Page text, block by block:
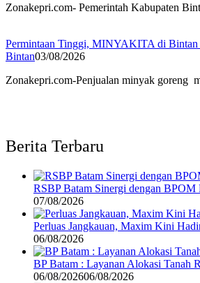
Zonakepri.com- Pemerintah Kabupaten
Permintaan Tinggi, MINYAKITA di
Bintan03/08/2026
Zonakepri.com-Penjualan minyak
Berita Terbaru
RSBP Batam Sinergi dengan BPOM
07/08/2026
Perluas Jangkauan, Maxim Kini
06/08/2026
BP Batam : Layanan Alokasi Tanah
06/08/202606/08/2026